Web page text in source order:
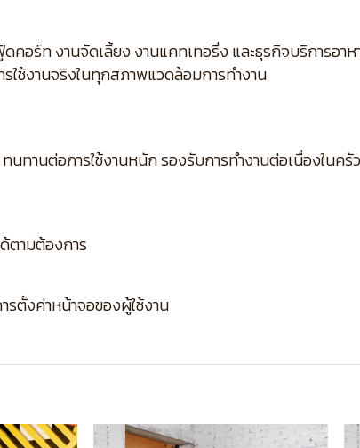
คอร์ท งานจัดเลี้ยง งานแคทเทอริ่ง และธุรกิจบริการอา
ใช้งานจริงในทุกสภาพแวดล้อมการทำงาน
นทานต่อการใช้งานหนัก รองรับการทำงานต่อเนื่องใน
ตามต้องการ
ตั้งค่าหน้าจอของผู้ใช้งาน